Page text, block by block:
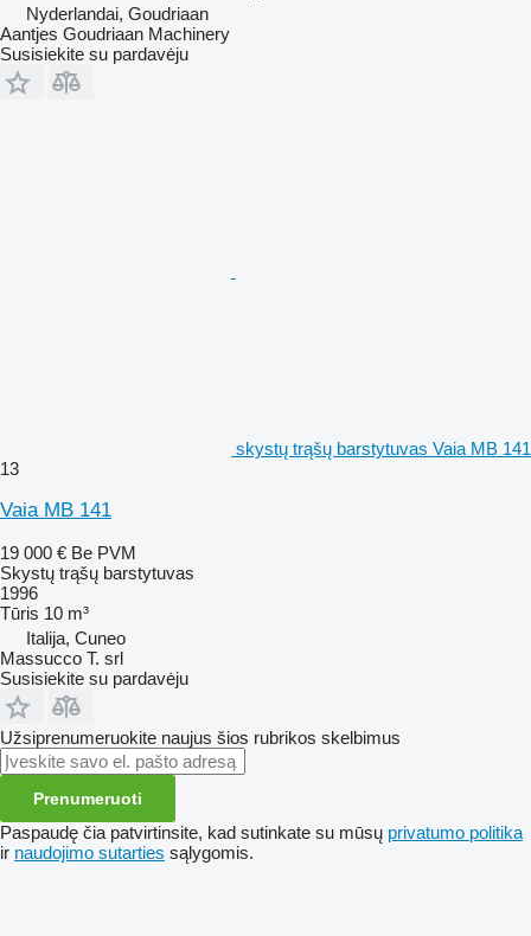
Nyderlandai, Goudriaan
Aantjes Goudriaan Machinery
Susisiekite su pardavėju
skystų trąšų barstytuvas Vaia MB 141
13
Vaia MB 141
19 000 € Be PVM
Skystų trąšų barstytuvas
1996
Tūris 10 m³
Italija, Cuneo
Massucco T. srl
Susisiekite su pardavėju
Užsiprenumeruokite naujus šios rubrikos skelbimus
Prenumeruoti
Paspaudę čia patvirtinsite, kad sutinkate su mūsų privatumo politika
ir naudojimo sutarties sąlygomis.